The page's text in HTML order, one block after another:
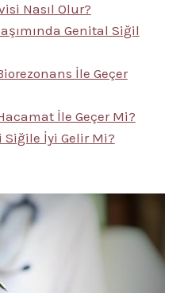
Nasıl Olur?
Genital Siğil
İle Geçer
İle Geçer Mi?
Siğile İyi Gelir Mi?